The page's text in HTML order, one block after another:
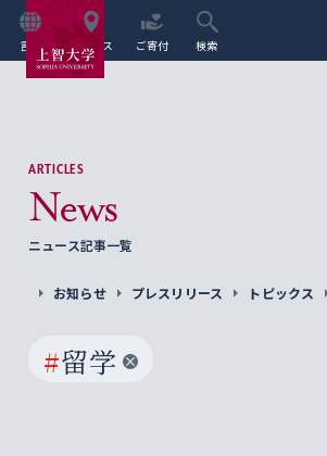
言語 アクセス ご寄付 検索
ARTICLES
News
ニュース記事一覧
お知らせ プレスリリース トピックス
#留学